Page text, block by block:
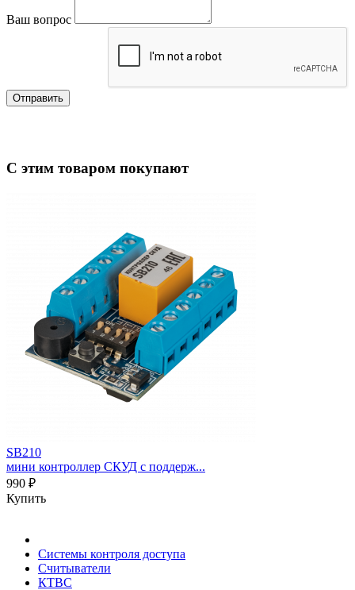
Ваш вопрос
Отправить
С этим товаром покупают
SB210
мини контроллер СКУД с поддерж...
990 ₽
Купить
Системы контроля доступа
Считыватели
КТВС